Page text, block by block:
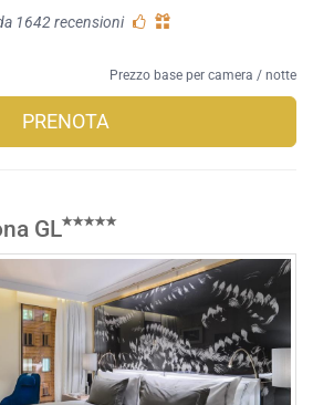
1642 recensioni
Prezzo base per camera / notte
PRENOTA
GL